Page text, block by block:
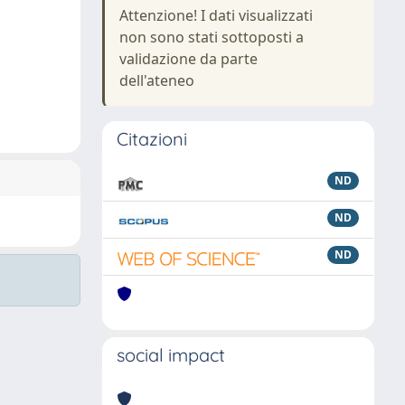
Attenzione! I dati visualizzati
non sono stati sottoposti a
validazione da parte
dell'ateneo
Citazioni
ND
ND
ND
social impact